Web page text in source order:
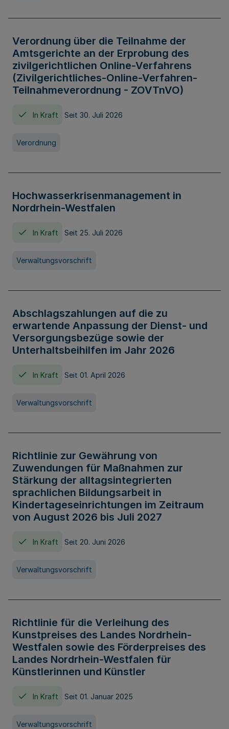
Verordnung über die Teilnahme der
Amtsgerichte an der Erprobung des
zivilgerichtlichen Online-Verfahrens
(Zivilgerichtliches-Online-Verfahren-
Teilnahmeverordnung - ZOVTnVO)
In Kraft Seit 30. Juli 2026
Verordnung
Hochwasserkrisenmanagement in
Nordrhein-Westfalen
In Kraft Seit 25. Juli 2026
Verwaltungsvorschrift
Abschlagszahlungen auf die zu
erwartende Anpassung der Dienst- und
Versorgungsbezüge sowie der
Unterhaltsbeihilfen im Jahr 2026
In Kraft Seit 01. April 2026
Verwaltungsvorschrift
Richtlinie zur Gewährung von
Zuwendungen für Maßnahmen zur
Stärkung der alltagsintegrierten
sprachlichen Bildungsarbeit in
Kindertageseinrichtungen im Zeitraum
von August 2026 bis Juli 2027
In Kraft Seit 20. Juni 2026
Verwaltungsvorschrift
Richtlinie für die Verleihung des
Kunstpreises des Landes Nordrhein-
Westfalen sowie des Förderpreises des
Landes Nordrhein-Westfalen für
Künstlerinnen und Künstler
In Kraft Seit 01. Januar 2025
Verwaltungsvorschrift